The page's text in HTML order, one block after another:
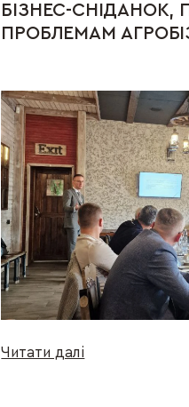
БІЗНЕС-СНІДАНОК,
ПРОБЛЕМАМ
Читати далі